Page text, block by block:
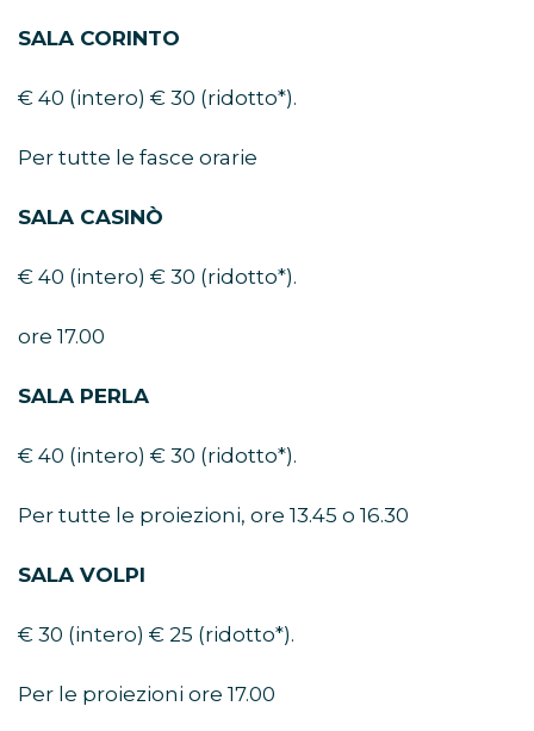
SALA CORINTO
€ 40 (intero) € 30 (ridotto*).
Per tutte le fasce orarie
SALA CASINÒ
€ 40 (intero) € 30 (ridotto*).
ore 17.00
SALA PERLA
€ 40 (intero) € 30 (ridotto*).
Per tutte le proiezioni, ore 13.45 o 16.30
SALA VOLPI
€ 30 (intero) € 25 (ridotto*).
Per le proiezioni ore 17.00